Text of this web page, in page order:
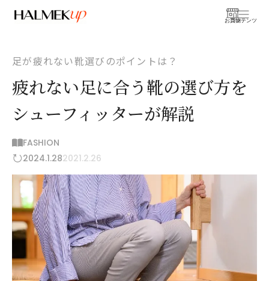
お買物
コンテンツ
足が疲れない靴選びのポイントは？
疲れない足に合う靴の選び方を
シューフィッターが解説
FASHION
2024.1.282021.2.26